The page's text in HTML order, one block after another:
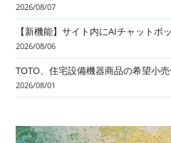
2026/08/07
【新機能】サイト内にAIチャットボ
2026/08/06
TOTO、住宅設備機器商品の希望小
2026/08/01